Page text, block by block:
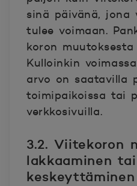
sinä päivänä, jona
tulee voimaan.
koron
Kulloinkin
arvo on saatavilla
toimipaikoissa tai
verkkosivuilla.
3.2. Viitekoron
lakkaaminen tai
keskeyttäminen